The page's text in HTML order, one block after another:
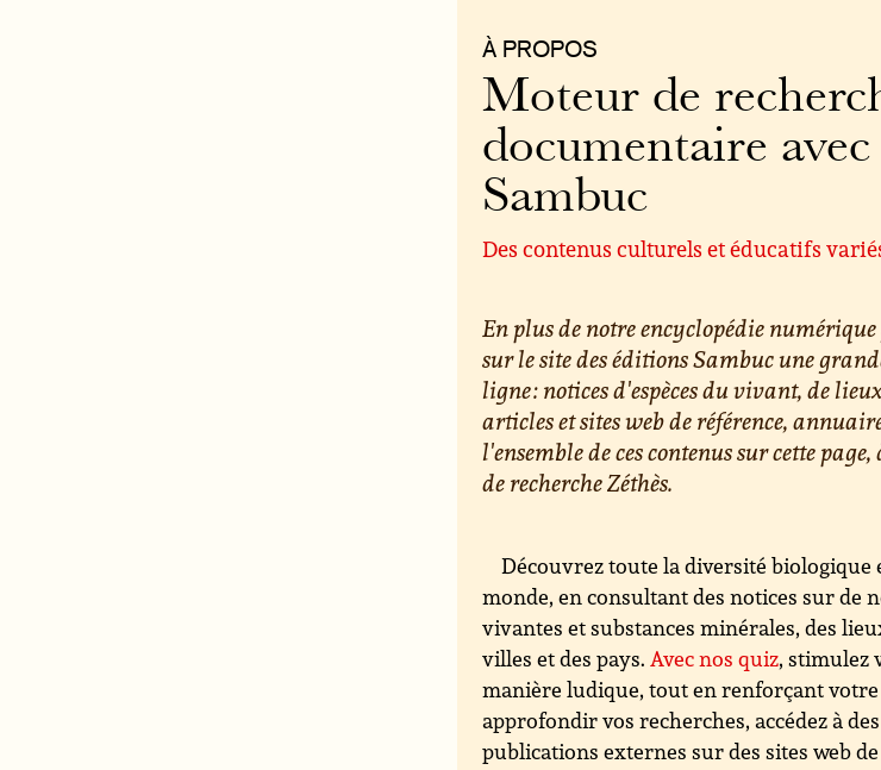
À PROPOS
Moteur de
documentaire
Sambuc
Des contenus culturels et éducatifs
En plus de notre encyclopédie
sur le site des éditions Sambuc une
ligne : notices d'espèces du vivant, de
articles et sites web de référence,
l'ensemble de ces contenus sur cette
de recherche Zéthès.
Découvrez toute la diversité biologique
monde, en consultant des notices sur de
vivantes et substances minérales, des
villes et des pays. Avec nos quiz, stimulez
manière ludique, tout en renforçant
approfondir vos recherches, accédez à
publications externes sur des sites web